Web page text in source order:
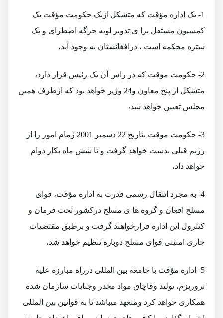
1- یک اداره مؤقت که متشکل ازیک حکومت مؤقت یک
کمسیون مستقل برا ی تدویر لویه جرگه اضطرای و یک
ستره محکمه است ، درافغانستان به وجود آید،
2- حکومت مؤقت که در راس آن یک رئیس قرار دارد،
متشکل از پنج معاون و24 وزیر خواهد بود که ازطرف همین
مجلس تعیین خواهد شد،
3- حکومت موقت بتاریخ 22 دسمبر 2001 زمام امور را از
رژیم قبلی بدست خواهد گرفت و تا شش ماه بکار دوام
خواهد داد،
4- به مجرد انتقال رسمی قدرت به اداره مؤقت، قوای
مسلح افغان و گروه ها ی مسلح درکشور تحت فرمان و
کنترول این اداره قرارخواهند گرفت و برطبق مقتضیات
جاری امنیتی قوای مسلح دوباره تنظیم خواهد شد،
5- اداره مؤقت با جامعه بین المللی درراه مبارزه علیه
تروریزم، تولید وقاچاق مواد مخدر وجنایات سازمان شده
همکاری خواهد کرد ومتعهد میباشد تا به قوانین بین المللی